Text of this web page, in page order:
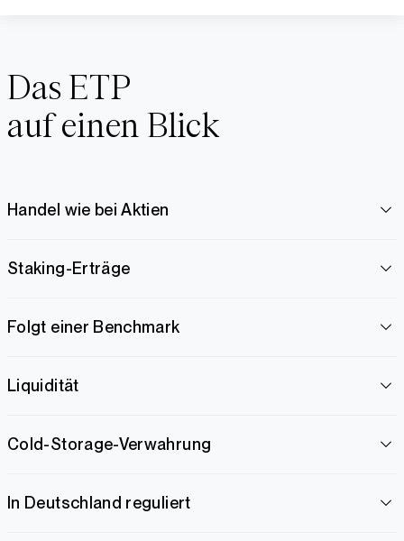
Das ETP
auf einen Blick
Handel wie bei Aktien
Staking-Erträge
Folgt einer Benchmark
Liquidität
Cold-Storage-Verwahrung
In Deutschland reguliert